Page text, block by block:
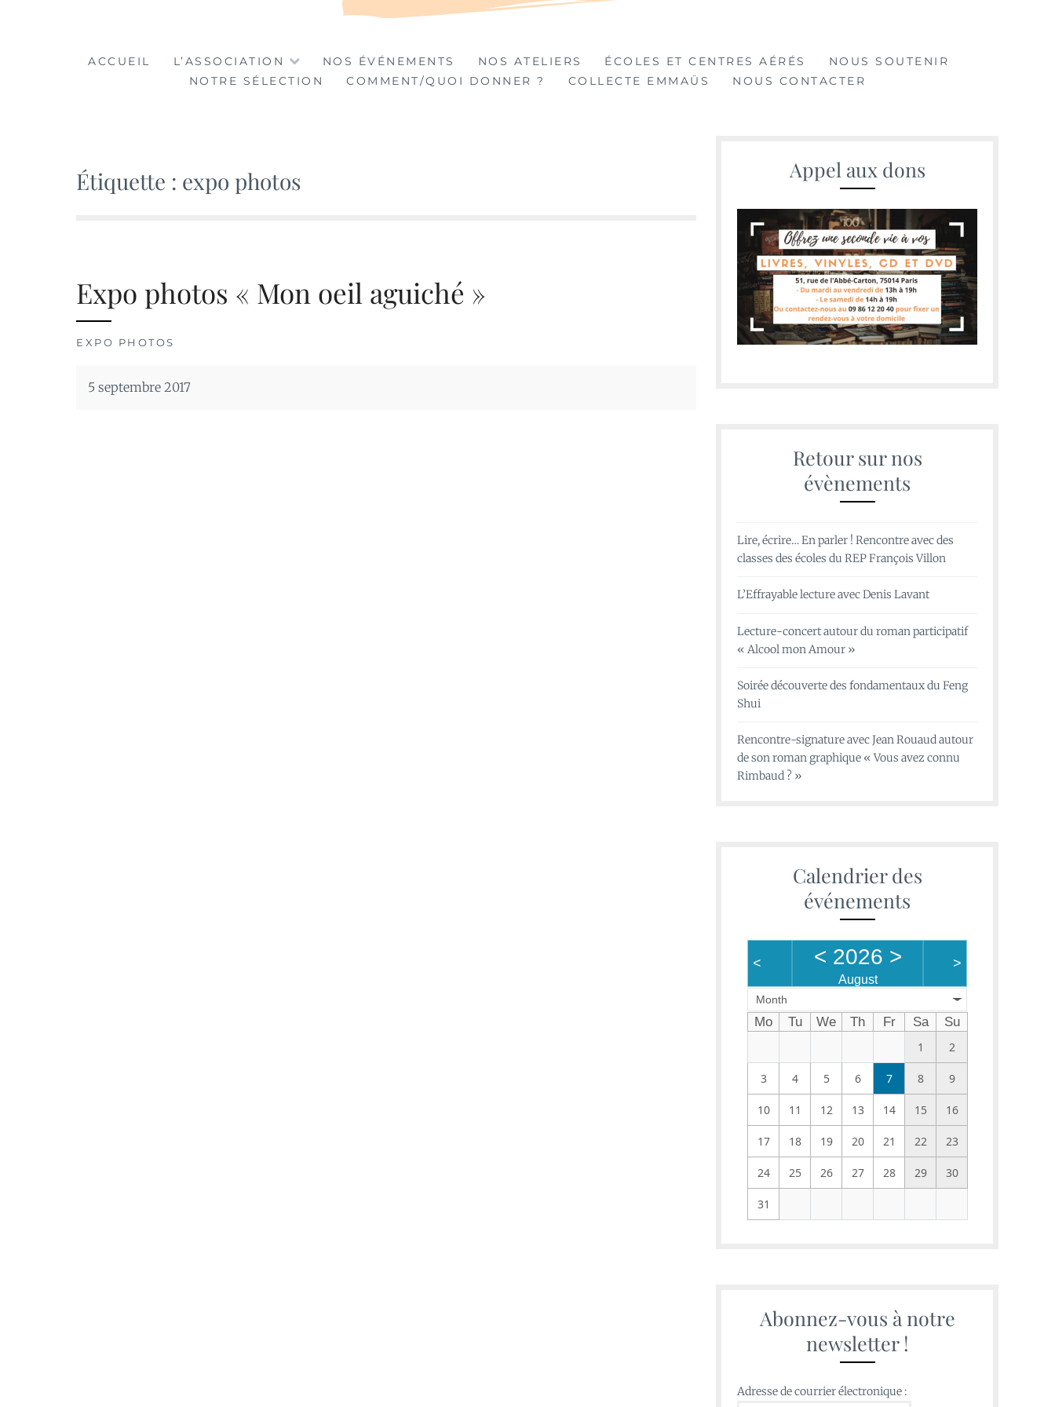
LA TABLE DES MATIÈRES
ACCUEIL L’ASSOCIATION NOS ÉVÉNEMENTS NOS ATELIERS ÉCOLES ET CENTRES AÉRÉS
NOUS SOUTENIR
NOTRE SÉLECTION
COMMENT/QUOI DONNER ? COLLECTE EMMAÜS NOUS CONTACTER
Étiquette : expo photos
Expo photos « Mon oeil aguiché »
EXPO PHOTOS
5 septembre 2017
Appel aux dons
Retour sur nos
évènements
Lire, écrire… En parler ! Rencontre avec des
classes des écoles du REP François Villon
L’Effrayable lecture avec Denis Lavant
Lecture-concert autour du roman participatif
« Alcool mon Amour »
Soirée découverte des fondamentaux du Feng
Shui
Rencontre-signature avec Jean Rouaud autour
de son roman graphique « Vous avez connu
Rimbaud ? »
Calendrier des
événements
< < 2026 >
August
>
Month
Mo Tu We Th Fr Sa
Su
1
2
3 4 5 6 7 8 9
10 11 12 13 14 15 16
17 18 19 20 21 22 23
24 25 26 27 28 29 30
31
Abonnez-vous à notre
newsletter !
Adresse de courrier électronique :